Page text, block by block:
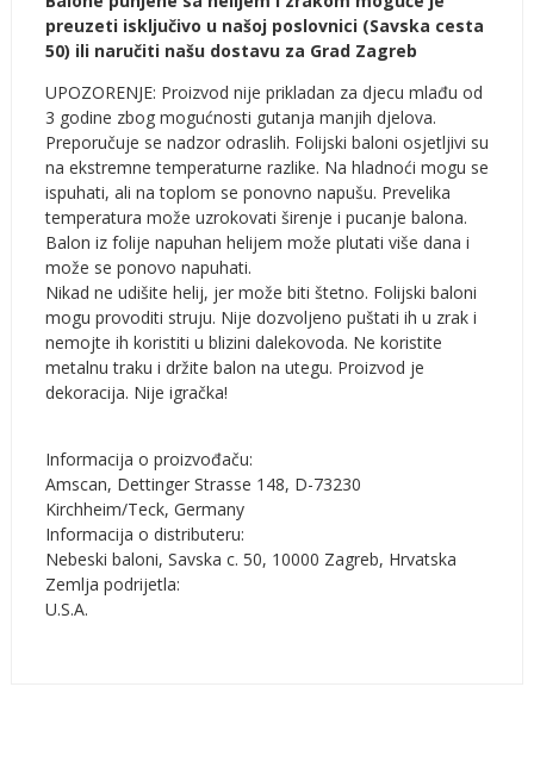
preuzeti isključivo u našoj poslovnici (Savska cesta
50) ili naručiti našu dostavu za Grad Zagreb
UPOZORENJE: Proizvod nije prikladan za djecu mlađu od
3 godine zbog mogućnosti gutanja manjih djelova.
Preporučuje se nadzor odraslih. Folijski baloni osjetljivi su
na ekstremne temperaturne razlike. Na hladnoći mogu se
ispuhati, ali na toplom se ponovno napušu. Prevelika
temperatura može uzrokovati širenje i pucanje balona.
Balon iz folije napuhan helijem može plutati više dana i
može se ponovo napuhati.
Nikad ne udišite helij, jer može biti štetno. Folijski baloni
mogu provoditi struju. Nije dozvoljeno puštati ih u zrak i
nemojte ih koristiti u blizini dalekovoda. Ne koristite
metalnu traku i držite balon na utegu. Proizvod je
dekoracija. Nije igračka!
Informacija o proizvođaču:
Amscan, Dettinger Strasse 148, D-73230
Kirchheim/Teck, Germany
Informacija o distributeru:
Nebeski baloni, Savska c. 50, 10000 Zagreb, Hrvatska
Zemlja podrijetla:
U.S.A.